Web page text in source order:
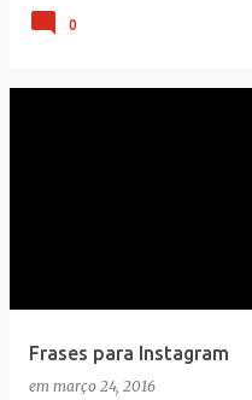
0
Frases para Instagram
em março 24, 2016